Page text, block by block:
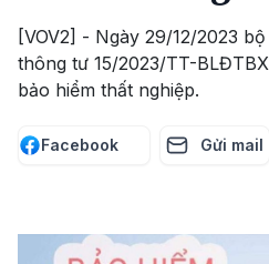
[VOV2] - Ngày 29/12/2023
thông tư 15/2023/TT-
bảo hiểm thất nghiệp.
Facebook Gửi mail